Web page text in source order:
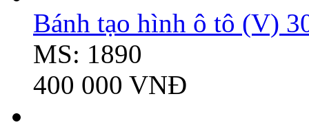
Bánh tạo hình ô tô (V)
MS: 1890
400 000 VNĐ